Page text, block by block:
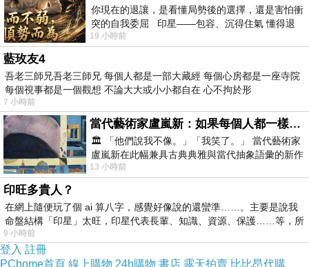
如果您選擇從shared office空間租用，這些費用將包含在您的
成本中，這意味著您的開銷基本上會降至零。
5) 靈活性
Co working與shared office之間的一個獨特而有益的區別是靈
活性。
在典型的辦公室共享租賃中，無論您是否全部使用，您都將為
空間付費。如果您突然將您的企業從三個辦公室縮減到兩個，
即使第三個辦公室是空的，您仍然需要為第三個辦公室付費。
您可以根據公司的需要將工作空間從一個月擴大或縮小到下一
個月。
你現在的退讓，是看懂局勢後的選擇，還是害怕衝
突的自我委屈 印星——包容、沉得住氣 懂得退
一步觀察，不會
19 小時前
藍玫友4
吾老三師兄吾老三師兄 每個人都是一部大藏經 每個心房都是一座寺院
每個視事都是一個觀想 不論大大或小小都自在 心不拘於形
7 小時前
當代藝術家盧嵐新：如果每個人都一樣，這世界該有多無聊？
🏛️ 「他們說我不像。」「我笑了。」 當代藝術家
盧嵐新在此幅兼具古典典雅與當代抽象語彙的新作
中，以沈靜的藍色空間為背景，描繪了
13 小時前
印旺多貴人？
在網上隨便玩了個 ai 算八字，感覺好像說的還蠻準……。主要是說我
命盤結構「印星」太旺，印星代表長輩、知識、資源、保護……等，所
9 小時前
登入 註冊
PChome首頁 線上購物 24h購物 書店 露天拍賣 比比昂代購